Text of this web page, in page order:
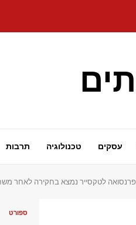
עסקים טכנולוגיה תרבות
לטקסייר נמצא בחקירה לאחר משחק
ספורט